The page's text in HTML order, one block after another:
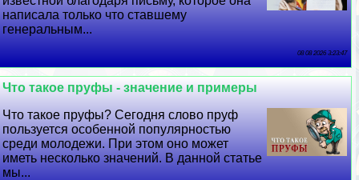
написала только что ставшему
генеральным...
08 08 2026 3:23:47
Что такое пруфы - значение и примеры
Что такое пруфы? Сегодня слово пруф
пользуется особенной популярностью
среди молодежи. При этом оно может
иметь несколько значений. В данной статье
мы...